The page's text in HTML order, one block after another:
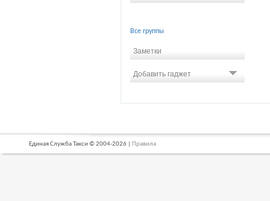
Все группы
Заметки
Добавить гаджет
Единая Служба Такси © 2004-2026 | Правила